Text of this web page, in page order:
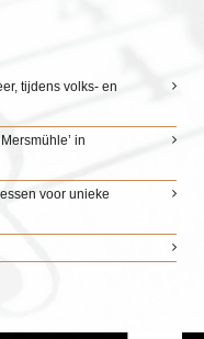
tijdens volks- en
in
voor unieke